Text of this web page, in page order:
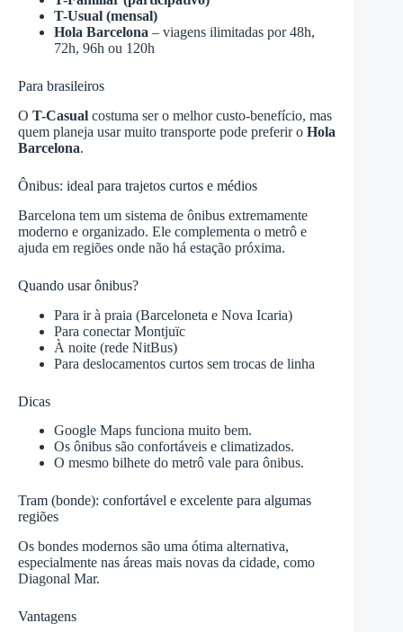
T-Usual (mensal)
Hola Barcelona – viagens ilimitadas por 48h,
72h, 96h ou 120h
Para brasileiros
O T-Casual costuma ser o melhor custo-benefício, mas
quem planeja usar muito transporte pode preferir o Hola
Barcelona.
Ônibus: ideal para trajetos curtos e médios
Barcelona tem um sistema de ônibus extremamente
moderno e organizado. Ele complementa o metrô e
ajuda em regiões onde não há estação próxima.
Quando usar ônibus?
Para ir à praia (Barceloneta e Nova Icaria)
Para conectar Montjuïc
À noite (rede NitBus)
Para deslocamentos curtos sem trocas de linha
Dicas
Google Maps funciona muito bem.
Os ônibus são confortáveis e climatizados.
O mesmo bilhete do metrô vale para ônibus.
Tram (bonde): confortável e excelente para algumas
regiões
Os bondes modernos são uma ótima alternativa,
especialmente nas áreas mais novas da cidade, como
Diagonal Mar.
Vantagens